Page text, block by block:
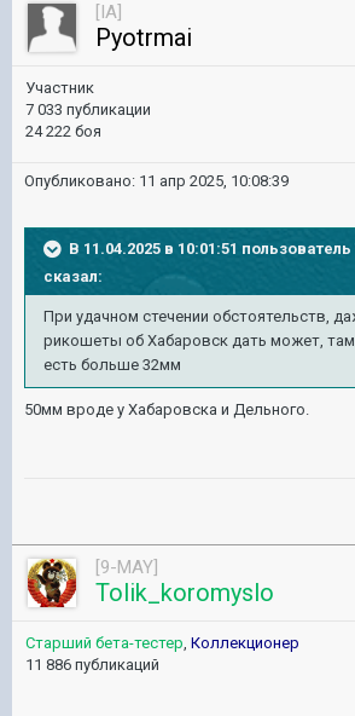
[IA]
Pyotrmai
Участник
7 033 публикации
24 222 боя
Опубликовано: 11 апр 2025, 10:08:39
В 11.04.2025 в 10:01:51 пользователь
сказал:
При удачном стечении обстоятельств,
рикошеты об Хабаровск дать может, там
есть больше 32мм
50мм вроде у Хабаровска и Дельного.
[9-MAY]
Tolik_koromyslo
Старший бета-тестер, Коллекционер
11 886 публикаций